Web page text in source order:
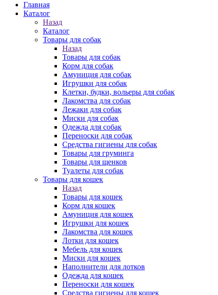
Главная
Каталог
Назад
Каталог
Товары для собак
Назад
Товары для собак
Корм для собак
Амуниция для собак
Игрушки для собак
Клетки, будки, вольеры для собак
Лакомства для собак
Лежаки для собак
Миски для собак
Одежда для собак
Переноски для собак
Средства гигиены для собак
Товары для груминга
Товары для щенков
Туалеты для собак
Товары для кошек
Назад
Товары для кошек
Корм для кошек
Амуниция для кошек
Игрушки для кошек
Лакомства для кошек
Лотки для кошек
Мебель для кошек
Миски для кошек
Наполнители для лотков
Одежда для кошек
Переноски для кошек
Средства гигиены для кошек